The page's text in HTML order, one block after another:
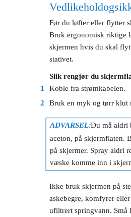
Vedlikehold og
Før du løfter eller flytter
Bruk ergonomisk riktige
skjermen hvis du skal
stativet.
Slik rengjør du
1
Koble fra strømkabelen.
2
Bruk en myk og tørr klut
ADVARSEL:Du må aldri
aceton, på skjermflaten.
på skjermer. Spray aldri
væske komme inn i
Ikke bruk skjermen på
askebegre, komfyrer
ufiltrert springvann. Små